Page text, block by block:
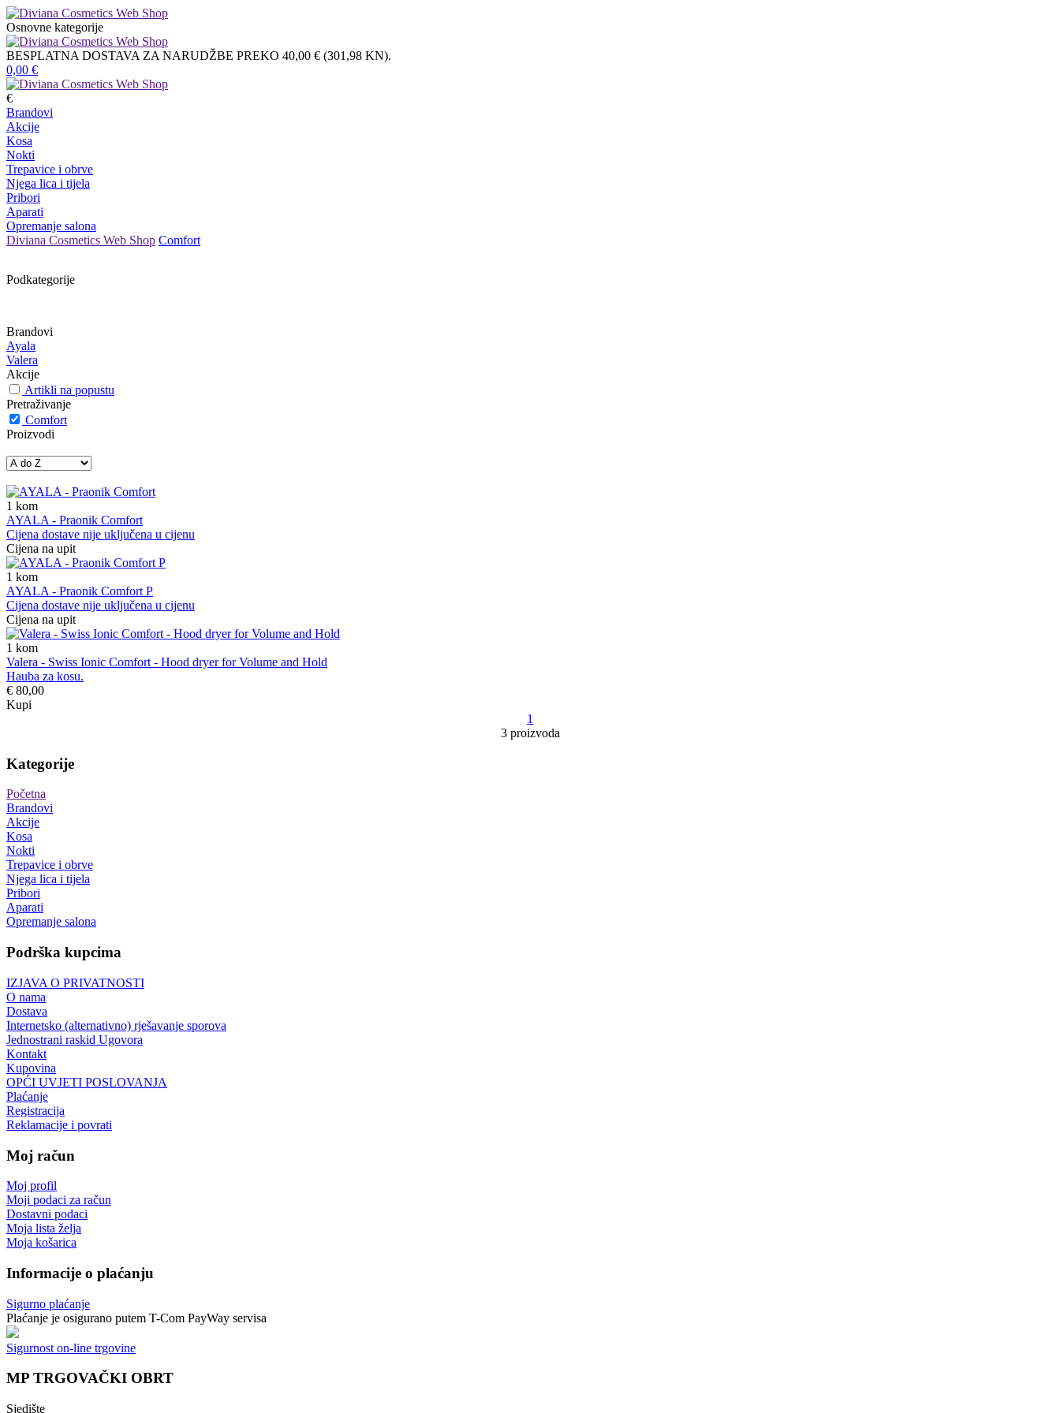
Osnovne kategorije
BESPLATNA DOSTAVA ZA NARUDŽBE PREKO 40,00 € (301,98 KN).
0,00 €
€
Brandovi
Akcije
Kosa
Nokti
Trepavice i obrve
Njega lica i tijela
Pribori
Aparati
Opremanje salona
Diviana Cosmetics Web Shop Comfort
Podkategorije
Brandovi
Ayala
Valera
Akcije
Artikli na popustu
Pretraživanje
Comfort
Proizvodi
1 kom
AYALA - Praonik Comfort
Cijena dostave nije uključena u cijenu
Cijena na upit
1 kom
AYALA - Praonik Comfort P
Cijena dostave nije uključena u cijenu
Cijena na upit
1 kom
Valera - Swiss Ionic Comfort - Hood dryer for Volume and Hold
Hauba za kosu.
€ 80,00
Kupi
1
3 proizvoda
Kategorije
Početna
Brandovi
Akcije
Kosa
Nokti
Trepavice i obrve
Njega lica i tijela
Pribori
Aparati
Opremanje salona
Podrška kupcima
IZJAVA O PRIVATNOSTI
O nama
Dostava
Internetsko (alternativno) rješavanje sporova
Jednostrani raskid Ugovora
Kontakt
Kupovina
OPĆI UVJETI POSLOVANJA
Plaćanje
Registracija
Reklamacije i povrati
Moj račun
Moj profil
Moji podaci za račun
Dostavni podaci
Moja lista želja
Moja košarica
Informacije o plaćanju
Sigurno plaćanje
Plaćanje je osigurano putem T-Com PayWay servisa
Sigurnost on-line trgovine
MP TRGOVAČKI OBRT
Sjedište